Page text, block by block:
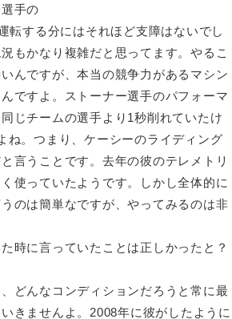
手の
転する分にはそれほど支障はないでし
もかなり複雑だと思ってます。やるこ
んですが、本当の競争力があるマシン
ですよ。ストーナー選手のパフォーマ
じチームの選手より1秒削れていたけ
ね。つまり、ケーシーのライディング
言うことです。去年の彼のテレメトリ
使っていたようです。しかし全体的に
のは簡単なですが、やってみるのは非
時に言っていたことは正しかったと？
どんなコンディションだろうと常に最
きませんよ。2008年に彼がしたように